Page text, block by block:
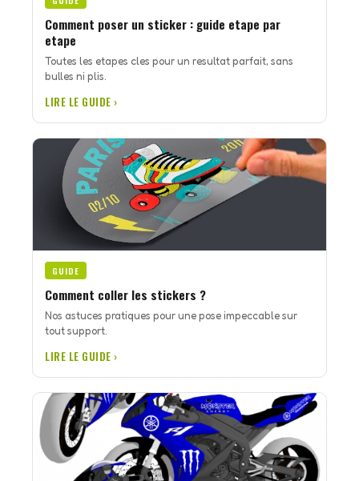
Comment poser un sticker : guide etape par
etape
Toutes les etapes cles pour un resultat parfait, sans
bulles ni plis.
LIRE LE GUIDE ›
GUIDE
Comment coller les stickers ?
Nos astuces pratiques pour une pose impeccable sur
tout support.
LIRE LE GUIDE ›